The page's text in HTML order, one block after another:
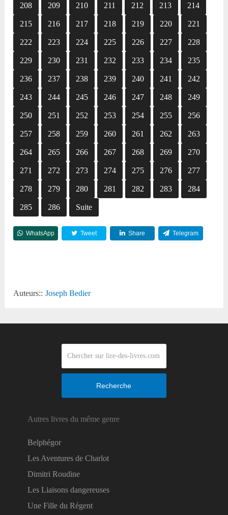
208 209 210 211 212 213 214
215 216 217 218 219 220 221
222 223 224 225 226 227 228
229 230 231 232 233 234 235
236 237 238 239 240 241 242
243 244 245 246 247 248 249
250 251 252 253 254 255 256
257 258 259 260 261 262 263
264 265 266 267 268 269 270
271 272 273 274 275 276 277
278 279 280 281 282 283 284
285 286 Suite
WhatsApp Tweet Share Telegram
Auteurs:: Joseph Bedier
Recherche
Autres livres du même genre
Belphégor
Les Aventures de Charlot
Dimitri Roudine
Les Liaisons dangereuses
Une Fille du Régent